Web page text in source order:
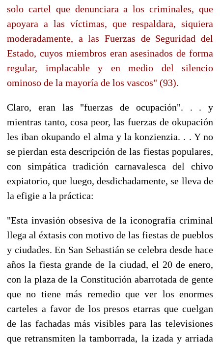
solo cartel que denunciara a los criminales, que
apoyara a las víctimas, que respaldara, siquiera
moderadamente, a las Fuerzas de Seguridad del
Estado, cuyos miembros eran asesinados de forma
regular, implacable y en medio del silencio
ominoso de la mayoría de los vascos" (93).
Claro, eran las "fuerzas de ocupación". . . y
mientras tanto, cosa peor, las fuerzas de okupación
les iban okupando el alma y la konzienzia. . . Y no
se pierdan esta descripción de las fiestas populares,
con simpática tradición carnavalesca del chivo
expiatorio, que luego, desdichadamente, se lleva de
la efigie a la práctica:
"Esta invasión obsesiva de la iconografía criminal
llega al éxtasis con motivo de las fiestas de pueblos
y ciudades. En San Sebastián se celebra desde hace
años la fiesta grande de la ciudad, el 20 de enero,
con la plaza de la Constitución abarrotada de gente
que no tiene más remedio que ver los enormes
carteles a favor de los presos etarras que cuelgan
de las fachadas más visibles para las televisiones
que retransmiten la tamborrada, la izada y arriada